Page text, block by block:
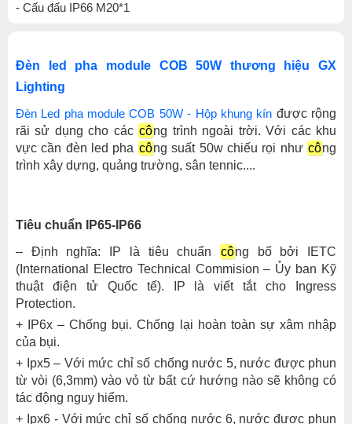
- Cấu đấu IP66 M20*1
Đèn led pha module COB 50W thương hiệu GX
Lighting
Đèn Led pha module COB 50W - Hộp khung kín được rộng
rãi sử dụng cho các công trình ngoài trời. Với các khu
vực cần đèn led pha công suất 50w chiếu rọi như công
trình xây dựng, quảng trường, sân tennic....
Tiêu chuẩn IP65-IP66
– Định nghĩa: IP là tiêu chuẩn công bố bởi IETC
(International Electro Technical Commision – Ủy ban Kỹ
thuật điện tử Quốc tế). IP là viết tắt cho Ingress
Protection.
+ IP6x – Chống bụi. Chống lại hoàn toàn sự xâm nhập
của bụi.
+ Ipx5 – Với mức chỉ số chống nước 5, nước được phun
từ vòi (6,3mm) vào vỏ từ bất cứ hướng nào sẽ không có
tác động nguy hiểm.
+ Ipx6 - Với mức chỉ số chống nước 6, nước được phun